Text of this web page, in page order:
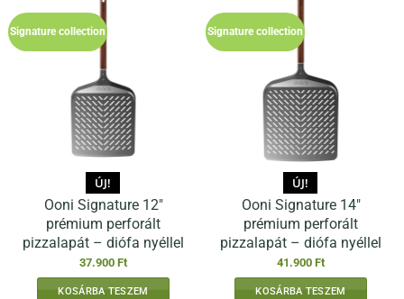
több
variációja
van.
változatok
a
termékoldalon
választhatók
ki
több
variációja
van.
A
változatok
a
termékoldalon
választhatók
ki
Signature collection
ÚJ!
Ooni Signature 12″
prémium perforált
pizzalapát – diófa nyéllel
37.900 Ft
KOSÁRBA TESZEM
Signature collection
ÚJ!
Ooni Signature 14″
prémium perforált
pizzalapát – diófa nyéllel
41.900 Ft
KOSÁRBA TESZEM